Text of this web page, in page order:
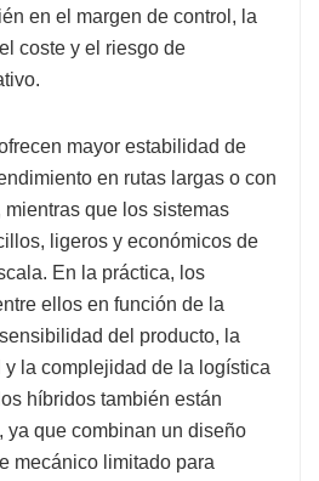
en el margen de control, la
coste y el riesgo de
mayor estabilidad de
en rutas largas o con
que los sistemas
ligeros y económicos de
En la práctica, los
ellos en función de la
del producto, la
la complejidad de la logística
híbridos también están
ya que combinan un diseño
mecánico limitado para